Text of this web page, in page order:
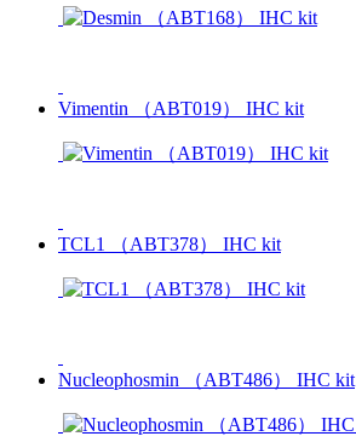
Vimentin （ABT019） IHC kit
TCL1 （ABT378） IHC kit
Nucleophosmin （ABT486） IHC kit